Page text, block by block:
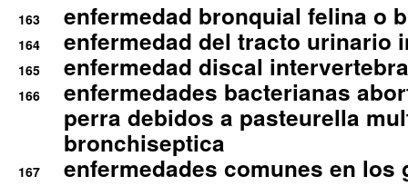
163 enfermedad bronquial felina o
164 enfermedad del tracto urinario
165 enfermedad discal
166
enfermedades bacterianas
perra debidos a pasteurella
bronchiseptica
167 enfermedades comunes en los